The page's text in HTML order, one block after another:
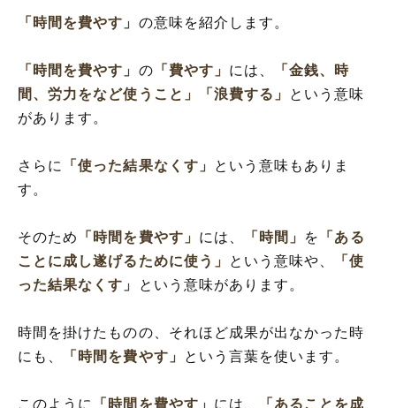
「時間を費やす」 の意味を紹介します。
「時間を費やす」 の 「費やす」 には、
「金銭、時
間、労力をなど使うこと」
「浪費する」
という意味
があります。
さらに 「使った結果なくす」
という意味もありま
す。
そのため 「時間を費やす」 には、 「時間」 を
「ある
ことに成し遂げるために使う」
という意味や、
「使
った結果なくす」
という意味があります。
時間を掛けたものの、それほど成果が出なかった時
にも、
「時間を費やす」 という言葉を使います。
このように 「時間を費やす」 には、
「あることを成